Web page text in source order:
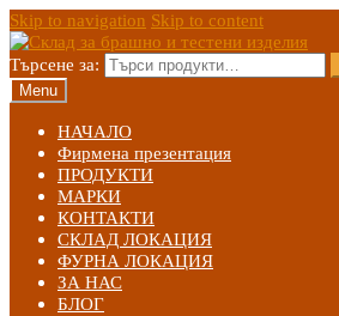
Skip to navigation Skip to content
Търсене за:
Menu
НАЧАЛО
Фирмена презентация
ПРОДУКТИ
МАРКИ
КОНТАКТИ
СКЛАД ЛОКАЦИЯ
ФУРНА ЛОКАЦИЯ
ЗА НАС
БЛОГ